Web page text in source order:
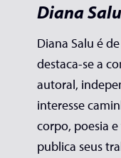
Diana Salu
Diana Salu é
destaca-se a
autoral,
interesse
corpo, poesia
publica seus